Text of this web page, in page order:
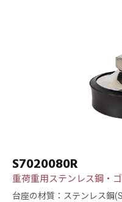
S7020080R
重荷重用ステンレス鋼・
台座の材質：ステンレス鋼